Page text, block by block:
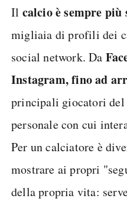
Il calcio è sempre più
migliaia di profili dei
social network. Da
Instagram, fino ad
principali giocatori
personale con cui
Per un calciatore è
mostrare ai propri
della propria vita: